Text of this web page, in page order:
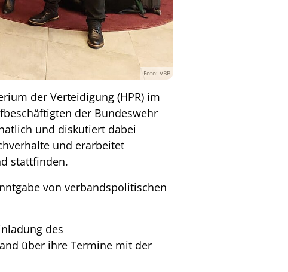
Foto: VBB
der Verteidigung (HPR) im
der Bundeswehr
und diskutiert dabei
und erarbeitet
stattfinden.
von verbandspolitischen
des
über ihre Termine mit der